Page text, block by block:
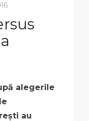
alegerile
au